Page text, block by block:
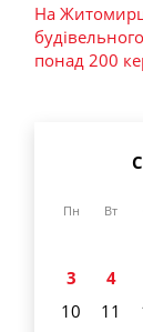
На
понад 200
Пн Вт
3
4
10
11